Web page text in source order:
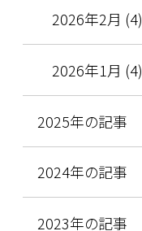
2026年2月 (4)
2026年1月 (4)
2025年の記事
2024年の記事
2023年の記事